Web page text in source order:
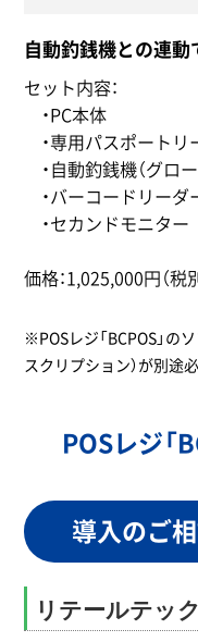
自動釣銭機との連動
セット内容：
・PC本体
・専用パスポートリ
・自動釣銭機（グロ
・バーコードリーダ
・セカンドモニター
価格：1,025,000円（税別
※POSレジ「BCPOS」の
スクリプション）が別途必
POSレジ「
導入のご
リテールテッ